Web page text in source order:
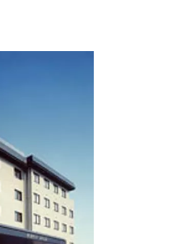
信し、そして多種多様な人材
の発展を図るNPO法人Joint
ならでは